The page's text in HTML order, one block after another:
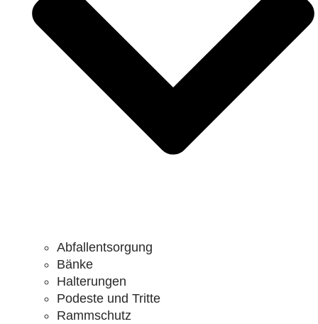
Abfallentsorgung
Bänke
Halterungen
Podeste und Tritte
Rammschutz